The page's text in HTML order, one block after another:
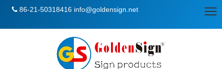
 86-21-50318416 info@goldensign.net